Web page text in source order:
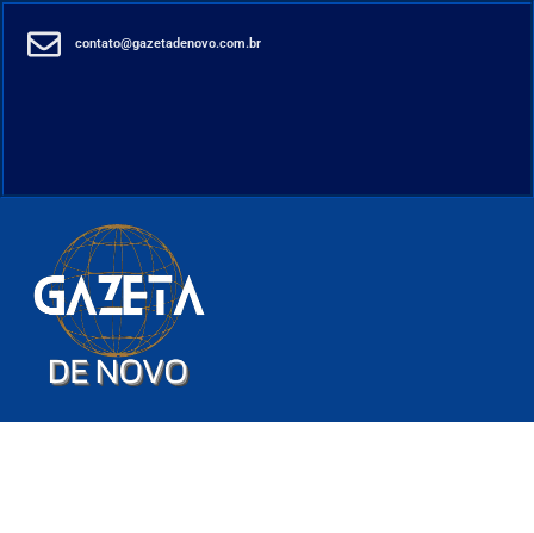
contato@gazetadenovo.com.br